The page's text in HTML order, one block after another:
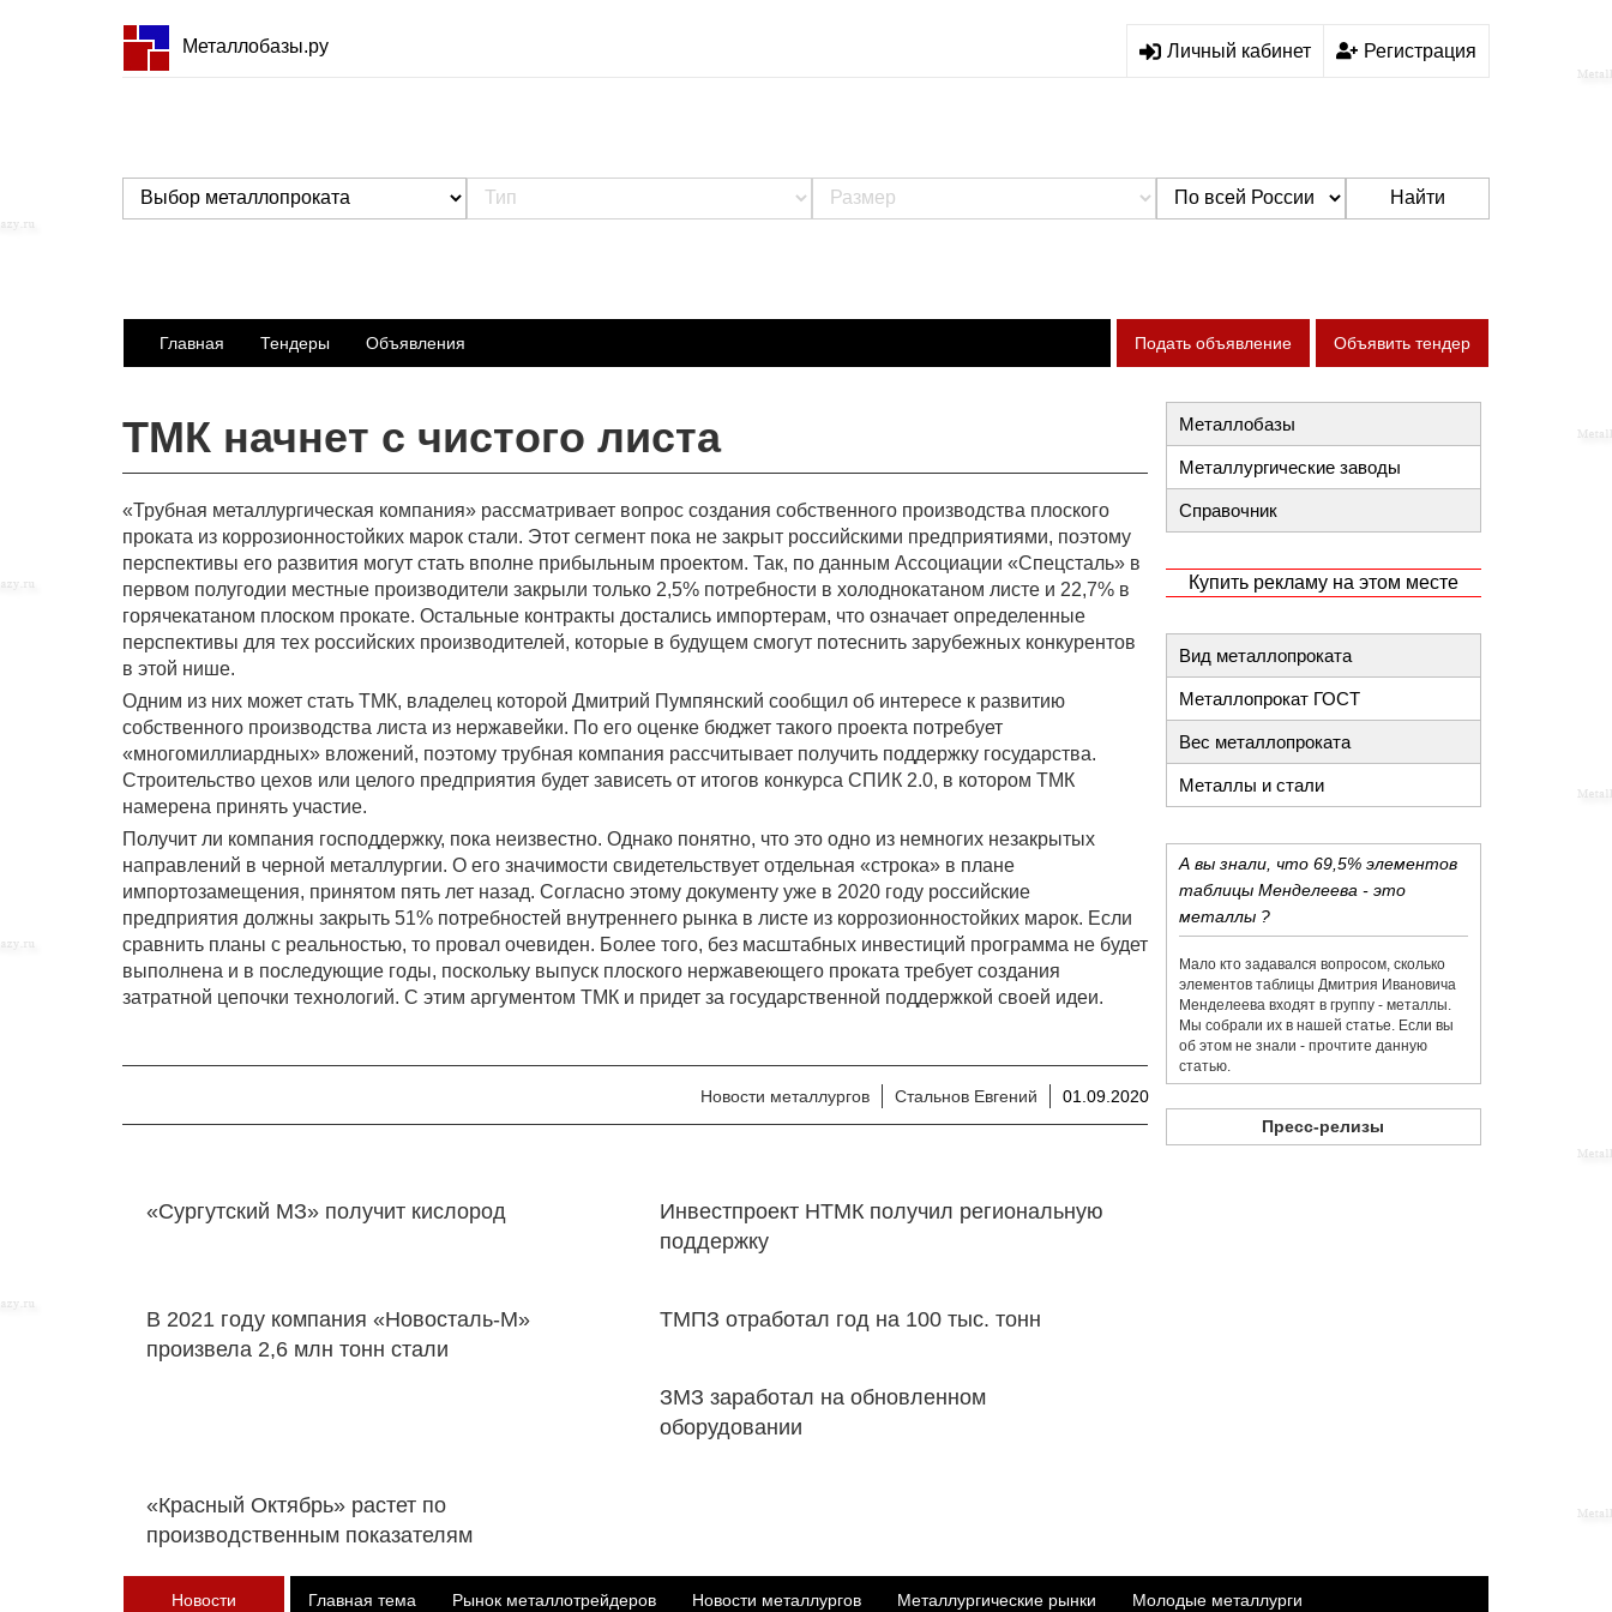
Металлобазы.ру Личный кабинет Регистрация
Найти
Главная Тендеры Объявления Подать объявление Объявить тендер
ТМК начнет с чистого листа
«Трубная металлургическая компания» рассматривает вопрос создания собственного производства плоского
проката из коррозионностойких марок стали. Этот сегмент пока не закрыт российскими предприятиями, поэтому
перспективы его развития могут стать вполне прибыльным проектом. Так, по данным Ассоциации «Спецсталь» в
первом полугодии местные производители закрыли только 2,5% потребности в холоднокатаном листе и 22,7% в
горячекатаном плоском прокате. Остальные контракты достались импортерам, что означает определенные
перспективы для тех российских производителей, которые в будущем смогут потеснить зарубежных конкурентов
в этой нише.
Одним из них может стать ТМК, владелец которой Дмитрий Пумпянский сообщил об интересе к развитию
собственного производства листа из нержавейки. По его оценке бюджет такого проекта потребует
«многомиллиардных» вложений, поэтому трубная компания рассчитывает получить поддержку государства.
Строительство цехов или целого предприятия будет зависеть от итогов конкурса СПИК 2.0, в котором ТМК
намерена принять участие.
Получит ли компания господдержку, пока неизвестно. Однако понятно, что это одно из немногих незакрытых
направлений в черной металлургии. О его значимости свидетельствует отдельная «строка» в плане
импортозамещения, принятом пять лет назад. Согласно этому документу уже в 2020 году российские
предприятия должны закрыть 51% потребностей внутреннего рынка в листе из коррозионностойких марок. Если
сравнить планы с реальностью, то провал очевиден. Более того, без масштабных инвестиций программа не будет
выполнена и в последующие годы, поскольку выпуск плоского нержавеющего проката требует создания
затратной цепочки технологий. С этим аргументом ТМК и придет за государственной поддержкой своей идеи.
Новости металлургов Стальнов Евгений 01.09.2020
«Сургутский МЗ» получит кислород
Инвестпроект НТМК получил региональную
поддержку
В 2021 году компания «Новосталь-М»
произвела 2,6 млн тонн стали
ТМПЗ отработал год на 100 тыс. тонн
ЗМЗ заработал на обновленном
оборудовании
«Красный Октябрь» растет по
производственным показателям
Металлобазы
Металлургические заводы
Справочник
Купить рекламу на этом месте
Вид металлопроката
Металлопрокат ГОСТ
Вес металлопроката
Металлы и стали
А вы знали, что 69,5% элементов
таблицы Менделеева - это
металлы ?
Мало кто задавался вопросом, сколько
элементов таблицы Дмитрия Ивановича
Менделеева входят в группу - металлы.
Мы собрали их в нашей статье. Если вы
об этом не знали - прочтите данную
статью.
Пресс-релизы
Новости Главная тема Рынок металлотрейдеров Новости металлургов Металлургические рынки Молодые металлурги